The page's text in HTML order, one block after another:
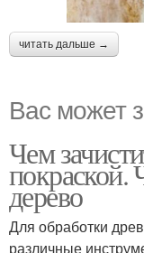
читать дальше →
Вас может
Чем
дерево
Для обработки
различные